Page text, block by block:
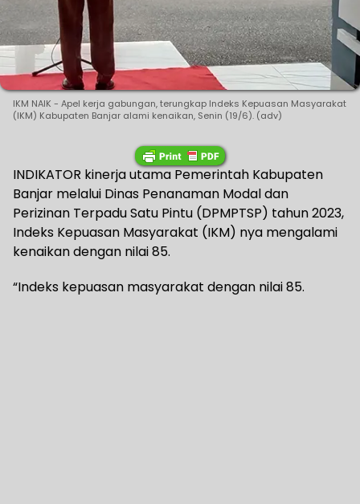
IKM NAIK - Apel kerja gabungan, terungkap Indeks Kepuasan Masyarakat
(IKM) Kabupaten Banjar alami kenaikan, Senin (19/6). (adv)
INDIKATOR kinerja utama Pemerintah Kabupaten
Banjar melalui Dinas Penanaman Modal dan
Perizinan Terpadu Satu Pintu (DPMPTSP) tahun 2023,
Indeks Kepuasan Masyarakat (IKM) nya mengalami
kenaikan dengan nilai 85.
“Indeks kepuasan masyarakat dengan nilai 85.